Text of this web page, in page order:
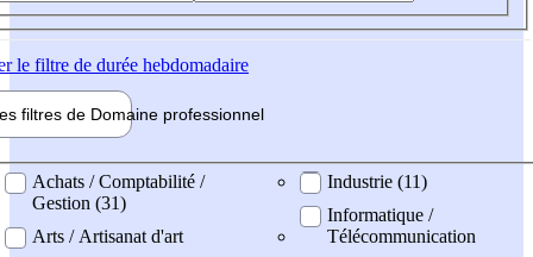
le filtre de durée hebdomadaire
filtres de Domaine professionnel
professionel
Achats / Comptabilité /
Gestion (31)
Arts / Artisanat d'art
Industrie (11)
Informatique /
Télécommunication